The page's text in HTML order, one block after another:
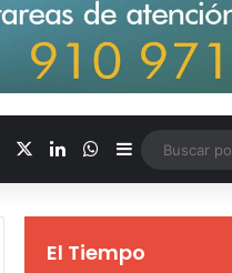
LinkedInWhatsApp
Barra lateral
El Tiempo